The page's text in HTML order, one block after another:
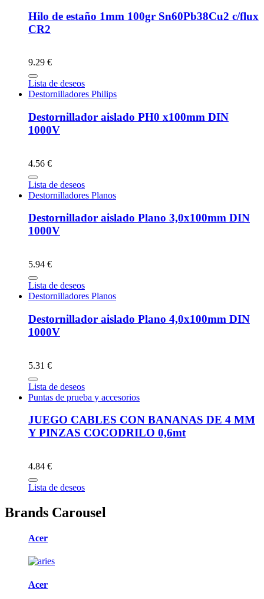
Hilo de estaño 1mm 100gr Sn60Pb38Cu2 c/flux
CR2
9.29 €
Lista de deseos
Destornilladores Philips
Destornillador aislado PH0 x100mm DIN
1000V
4.56 €
Lista de deseos
Destornilladores Planos
Destornillador aislado Plano 3,0x100mm DIN
1000V
5.94 €
Lista de deseos
Destornilladores Planos
Destornillador aislado Plano 4,0x100mm DIN
1000V
5.31 €
Lista de deseos
Puntas de prueba y accesorios
JUEGO CABLES CON BANANAS DE 4 MM
Y PINZAS COCODRILO 0,6mt
4.84 €
Lista de deseos
Brands Carousel
Acer
Acer